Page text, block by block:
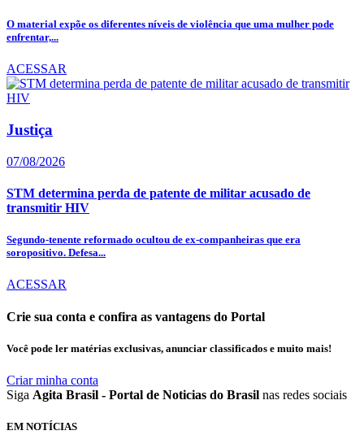
O material expõe os diferentes níveis de violência que uma mulher pode
enfrentar,...
ACESSAR
Justiça
07/08/2026
STM determina perda de patente de militar acusado de
transmitir HIV
Segundo-tenente reformado ocultou de ex-companheiras que era
soropositivo. Defesa...
ACESSAR
Crie sua conta e confira as vantagens do Portal
Você pode ler matérias exclusivas, anunciar classificados e muito mais!
Criar minha conta
Siga Agita Brasil - Portal de Noticias do Brasil nas redes sociais
EM NOTÍCIAS